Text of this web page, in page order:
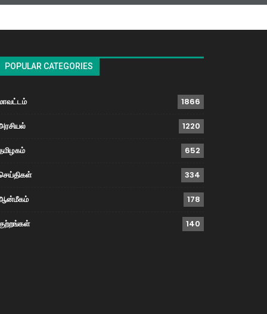
POPULAR CATEGORIES
1866
1220
652
334
178
140